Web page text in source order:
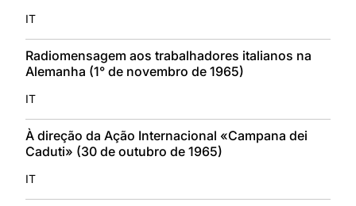
IT
Radiomensagem aos trabalhadores italianos na
Alemanha (1° de novembro de 1965)
IT
À direção da Ação Internacional «Campana dei
Caduti» (30 de outubro de 1965)
IT